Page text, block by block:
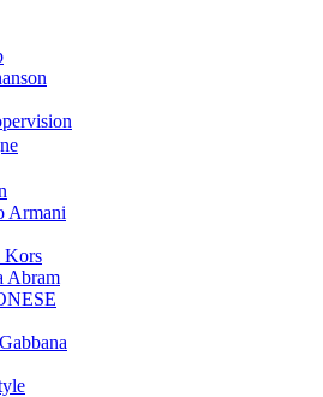
Armani
Kors
Abram